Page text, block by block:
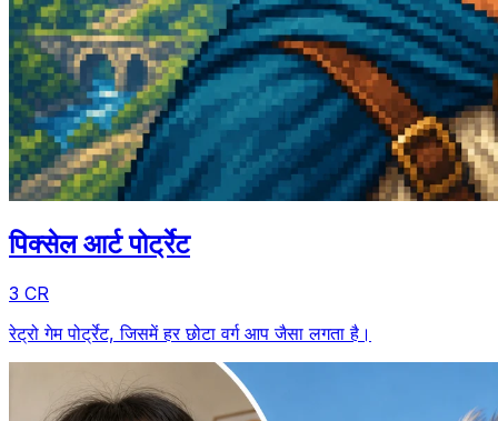
पिक्सेल आर्ट पोर्ट्रेट
3 CR
रेट्रो गेम पोर्ट्रेट, जिसमें हर छोटा वर्ग आप जैसा लगता है।